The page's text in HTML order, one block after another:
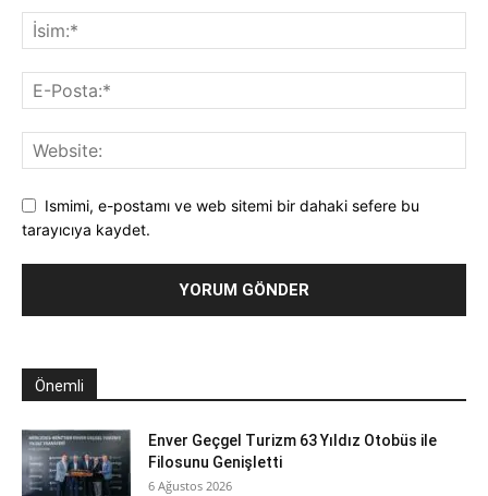
Ismimi, e-postamı ve web sitemi bir dahaki sefere bu
tarayıcıya kaydet.
Önemli
Enver Geçgel Turizm 63 Yıldız Otobüs ile
Filosunu Genişletti
6 Ağustos 2026